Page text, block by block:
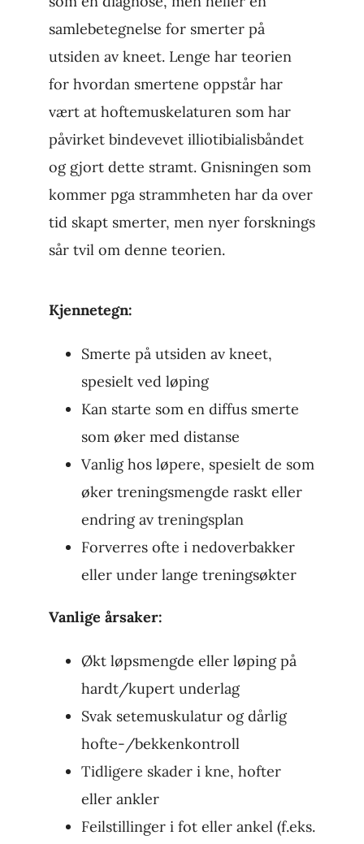
samlebetegnelse for smerter på
utsiden av kneet. Lenge har teorien
for hvordan smertene oppstår har
vært at hoftemuskelaturen som har
påvirket bindevevet illiotibialisbåndet
og gjort dette stramt. Gnisningen som
kommer pga strammheten har da over
tid skapt smerter, men nyer forsknings
sår tvil om denne teorien.
Kjennetegn:
Smerte på utsiden av kneet,
spesielt ved løping
Kan starte som en diffus smerte
som øker med distanse
Vanlig hos løpere, spesielt de som
øker treningsmengde raskt eller
endring av treningsplan
Forverres ofte i nedoverbakker
eller under lange treningsøkter
Vanlige årsaker:
Økt løpsmengde eller løping på
hardt/kupert underlag
Svak setemuskulatur og dårlig
hofte-/bekkenkontroll
Tidligere skader i kne, hofter
eller ankler
Feilstillinger i fot eller ankel (f.eks.